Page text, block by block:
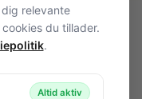
Vægure
relevante
du tillader.
.
Altid aktiv